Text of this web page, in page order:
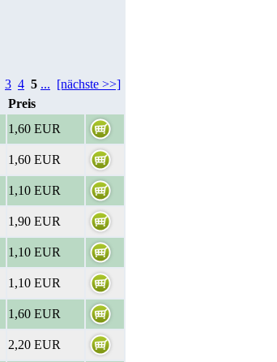
3 4 5 ... [nächste >>]
Preis
1,60 EUR
1,60 EUR
1,10 EUR
1,90 EUR
1,10 EUR
1,10 EUR
1,60 EUR
2,20 EUR